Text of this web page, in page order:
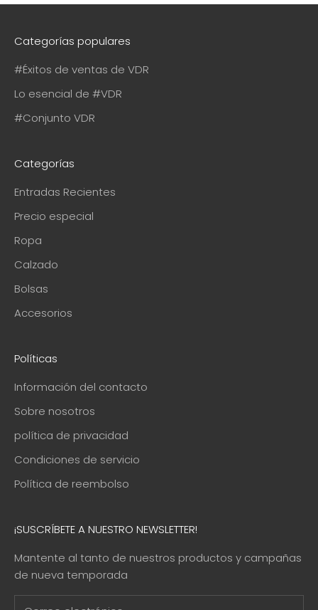
Categorías populares
#Éxitos de ventas de VDR
Lo esencial de #VDR
#Conjunto VDR
Categorías
Entradas Recientes
Precio especial
Ropa
Calzado
Bolsas
Accesorios
Políticas
Información del contacto
Sobre nosotros
política de privacidad
Condiciones de servicio
Política de reembolso
¡SUSCRÍBETE A NUESTRO NEWSLETTER!
Mantente al tanto de nuestros productos y campañas
de nueva temporada